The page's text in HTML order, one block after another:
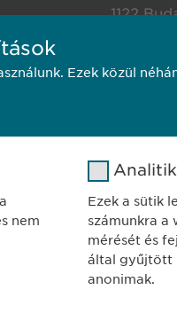
1122
Ezek közül
nem
Ezek a sütik
számunkra a
mérését és
által gyűjtött
anonimak.